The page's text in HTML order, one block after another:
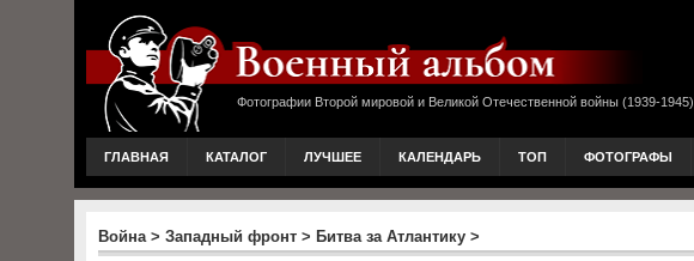
Фотографии Второй мировой и Великой Отечественной войны (1939-1945)
ГЛАВНАЯ КАТАЛОГ ЛУЧШЕЕ КАЛЕНДАРЬ ТОП ФОТОГРАФЫ
Война> Западный фронт > Битва за Атлантику >